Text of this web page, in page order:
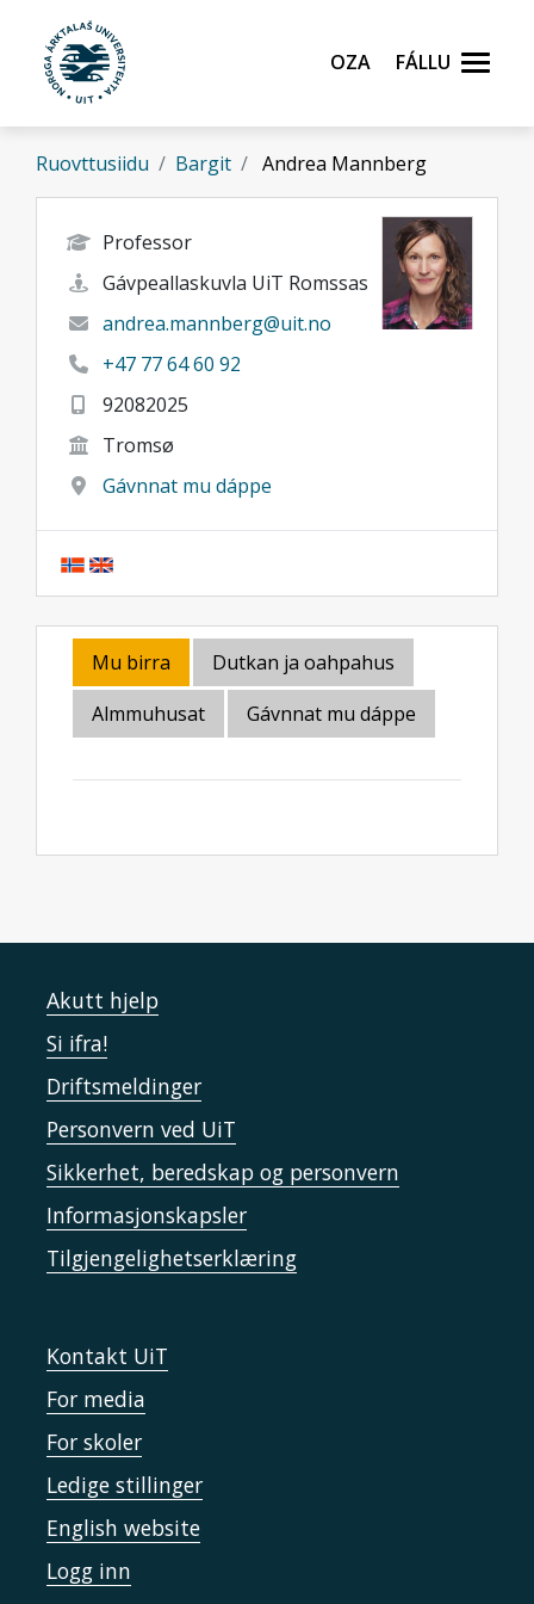
Gå til hovedinnhold
Oza
Fállu
Ruovttusiidu Bargit Andrea Mannberg
Professor
Gávpeallaskuvla UiT Romssas
andrea.mannberg@uit.no
+47 77 64 60 92
92082025
Tromsø
Gávnnat mu dáppe
Mu birra
Dutkan ja oahpahus
Almmuhusat
Gávnnat mu dáppe
Akutt hjelp
Si ifra!
Driftsmeldinger
Personvern ved UiT
Sikkerhet, beredskap og personvern
Informasjonskapsler
Tilgjengelighetserklæring
Kontakt UiT
For media
For skoler
Ledige stillinger
English website
Logg inn